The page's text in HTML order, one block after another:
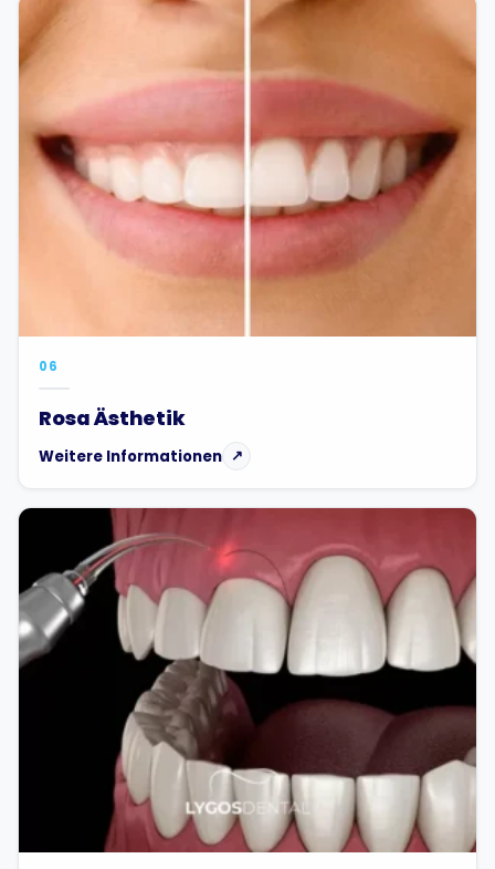
06
Rosa Ästhetik
Weitere Informationen ↗